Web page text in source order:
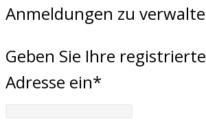
Anmeldungen zu
Geben Sie Ihre
Adresse ein*